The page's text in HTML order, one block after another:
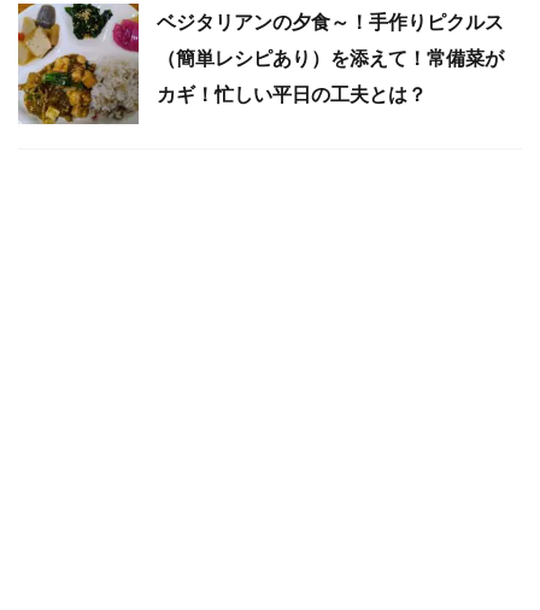
ベジタリアンの夕食～！手作りピクルス
（簡単レシピあり）を添えて！常備菜が
カギ！忙しい平日の工夫とは？